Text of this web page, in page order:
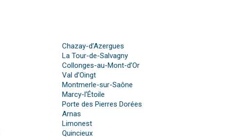
Chazay-d’Azergues
La Tour-de-Salvagny
Collonges-au-Mont-d’Or
Val d’Oingt
Montmerle-sur-Saône
Marcy-l’Étoile
Porte des Pierres Dorées
Arnas
Limonest
Quincieux